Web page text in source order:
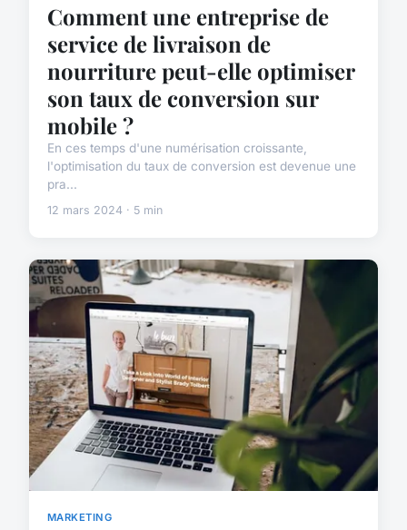
Comment une entreprise de
service de livraison de
nourriture peut-elle optimiser
son taux de conversion sur
mobile ?
En ces temps d'une numérisation croissante,
l'optimisation du taux de conversion est devenue une
pra...
12 mars 2024 · 5 min
MARKETING